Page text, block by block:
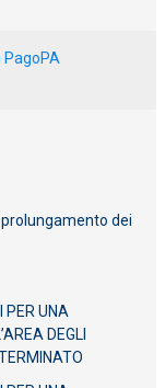
dei
PER UNA
DEGLI